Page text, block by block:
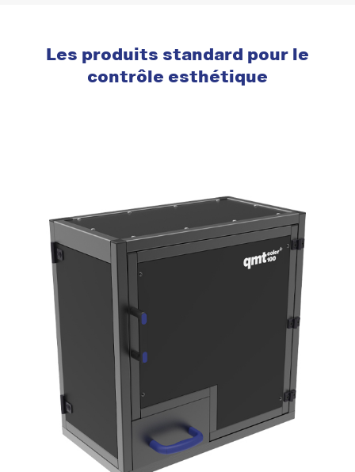
Les produits standard pour le
contrôle esthétique